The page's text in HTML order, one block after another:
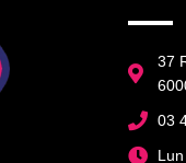
37
03